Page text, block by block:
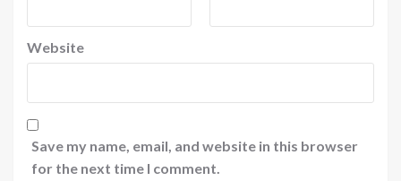
Website
Save my name, email, and website in this browser
for the next time I comment.